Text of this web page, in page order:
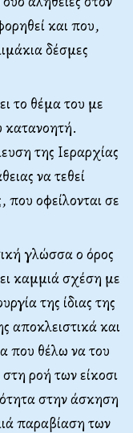
και που,
δέσμες
το θέμα του με
κατανοητή.
της Ιεραρχίας
να τεθεί
που οφείλονται σε
γλώσσα ο όρος
καμμιά σχέση με
της ίδιας της
αποκλειστικά και
που θέλω να του
ροή των είκοσι
στην άσκηση
παραβίαση των